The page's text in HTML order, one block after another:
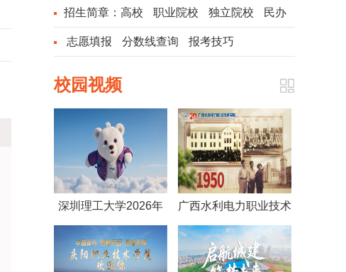
招生简章： 高校 职业院校 独立院校 民办
院校志愿填报 分数线查询 报考技巧
校园视频
深圳理工大学2026年
招生宣传片《这个大
学，往大了学》
广西水利电力职业技术
学院视频《70年，70
人》